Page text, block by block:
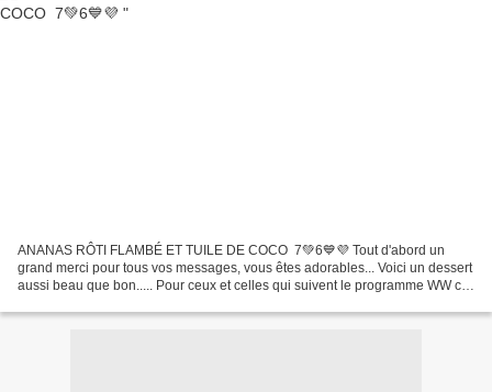
ANANAS RÔTI FLAMBÉ ET TUILE DE COCO 7💚6💙💜 Tout d'abord un
grand merci pour tous vos messages, vous êtes adorables... Voici un dessert
aussi beau que bon..... Pour ceux et celles qui suivent le programme WW ce